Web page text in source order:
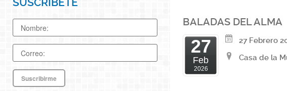
SUSCRÍBETE
BALADAS DEL ALMA
27
Feb
2026
27 Febrero
Casa de la